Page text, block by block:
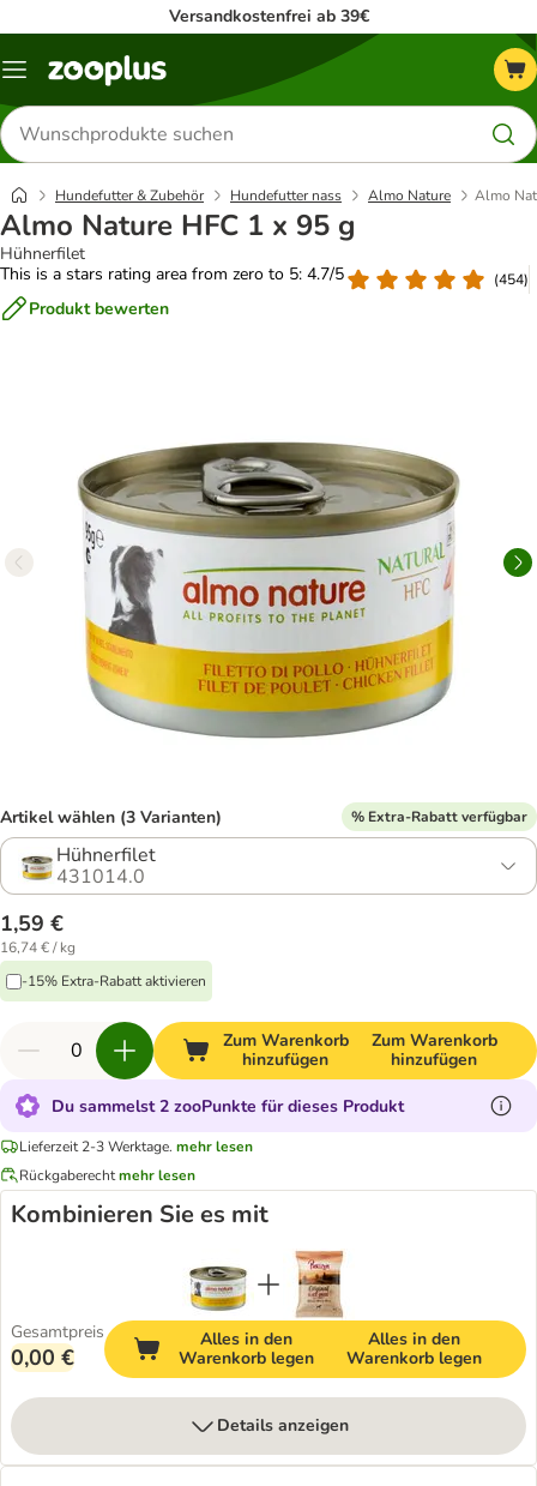
Versandkostenfrei ab 39€
Menü
Produkte
suchen
Hundefutter & Zubehör Hundefutter nass Almo Nature Almo
Almo Nature HFC 1 x 95 g
Hühnerfilet
This is a stars rating area from zero to 5: 4.7/5
(454)
Produkt bewerten
Artikel wählen (3 Varianten) % Extra-Rabatt verfügbar
Hühnerfilet
431014.0
1,59 €
16,74 € / kg
-15% Extra-Rabatt aktivieren
Zum Warenkorb
hinzufügen
Zum Warenkorb
hinzufügen
Du sammelst 2 zooPunkte für dieses Produkt
Lieferzeit 2-3 Werktage. mehr lesen
Rückgaberechtmehr lesen
Kombinieren Sie es mit
Gesamtpreis
0,00 €
Alles in den
Warenkorb legen
Alles in den
Warenkorb legen
Details anzeigen